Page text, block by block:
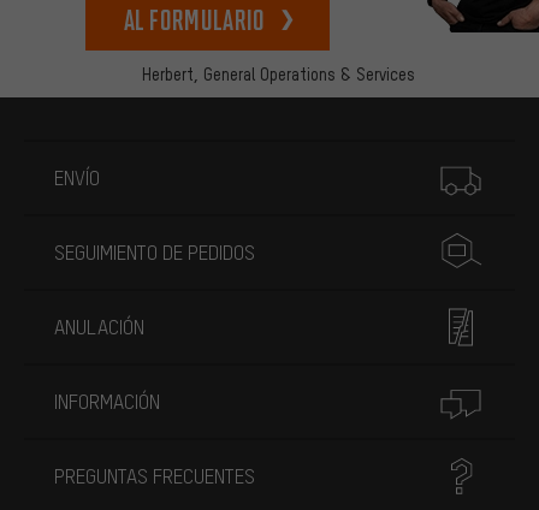
Herbert, General Operations & Services
Al formulario
ENVÍO
SEGUIMIENTO DE PEDIDOS
ANULACIÓN
INFORMACIÓN
PREGUNTAS FRECUENTES